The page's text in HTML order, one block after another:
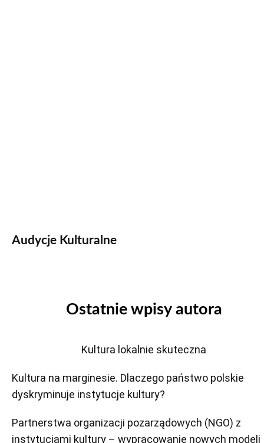
Audycje Kulturalne
Ostatnie wpisy autora
Kultura lokalnie skuteczna
Kultura na marginesie. Dlaczego państwo polskie
dyskryminuje instytucje kultury?
Partnerstwa organizacji pozarządowych (NGO) z
instytucjami kultury – wypracowanie nowych modeli